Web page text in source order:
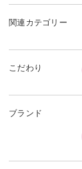
関連カテゴリー
こだわり
ブランド